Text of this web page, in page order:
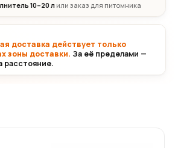
10–20 л или заказ для питомника
доставка действует только
зоны доставки. За её пределами —
расстояние.